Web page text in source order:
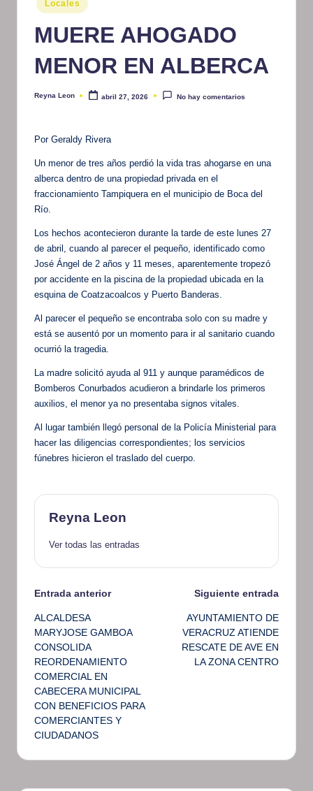
m
at
iv
en
Locales
MUERE AHOGADO
MENOR EN ALBERCA
Publicado
Reyna Leon abril 27, 2026 No hay comentarios
Por Geraldy Rivera
Un menor de tres años perdió la vida tras ahogarse en una
alberca dentro de una propiedad privada en el
fraccionamiento Tampiquera en el municipio de Boca del
Río.
Los hechos acontecieron durante la tarde de este lunes 27
de abril, cuando al parecer el pequeño, identificado como
José Ángel de 2 años y 11 meses, aparentemente tropezó
por accidente en la piscina de la propiedad ubicada en la
esquina de Coatzacoalcos y Puerto Banderas.
Al parecer el pequeño se encontraba solo con su madre y
está se ausentó por un momento para ir al sanitario cuando
ocurrió la tragedia.
La madre solicitó ayuda al 911 y aunque paramédicos de
Bomberos Conurbados acudieron a brindarle los primeros
auxilios, el menor ya no presentaba signos vitales.
Al lugar también llegó personal de la Policía Ministerial para
hacer las diligencias correspondientes; los servicios
fúnebres hicieron el traslado del cuerpo.
Reyna Leon
Ver todas las entradas
Navegación
de
entradas
Entrada anterior
ALCALDESA
MARYJOSE GAMBOA
CONSOLIDA
REORDENAMIENTO
COMERCIAL EN
CABECERA MUNICIPAL
CON BENEFICIOS PARA
COMERCIANTES Y
CIUDADANOS
Siguiente entrada
AYUNTAMIENTO DE
VERACRUZ ATIENDE
RESCATE DE AVE EN
LA ZONA CENTRO